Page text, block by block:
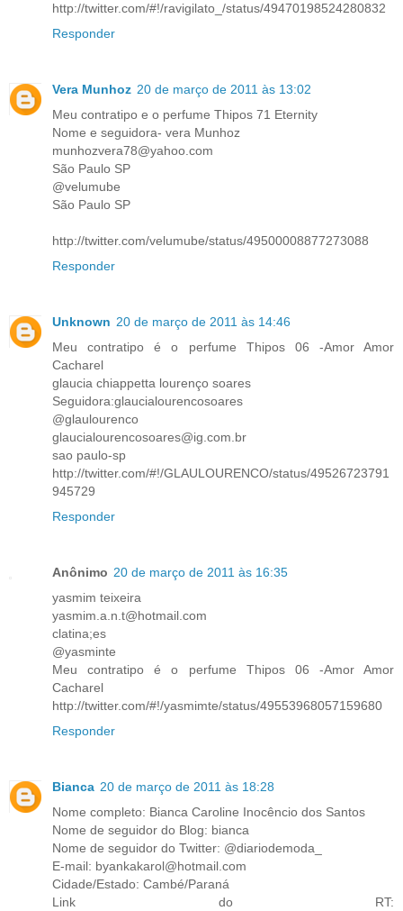
http://twitter.com/#!/ravigilato_/status/49470198524280832
Responder
Vera Munhoz 20 de março de 2011 às 13:02
Meu contratipo e o perfume Thipos 71 Eternity
Nome e seguidora- vera Munhoz
munhozvera78@yahoo.com
São Paulo SP
@velumube
São Paulo SP
http://twitter.com/velumube/status/49500008877273088
Responder
Unknown 20 de março de 2011 às 14:46
Meu contratipo é o perfume Thipos 06 -Amor Amor
Cacharel
glaucia chiappetta lourenço soares
Seguidora:glaucialourencosoares
@glaulourenco
glaucialourencosoares@ig.com.br
sao paulo-sp
http://twitter.com/#!/GLAULOURENCO/status/49526723791
945729
Responder
Anônimo 20 de março de 2011 às 16:35
yasmim teixeira
yasmim.a.n.t@hotmail.com
clatina;es
@yasminte
Meu contratipo é o perfume Thipos 06 -Amor Amor
Cacharel
http://twitter.com/#!/yasmimte/status/49553968057159680
Responder
Bianca 20 de março de 2011 às 18:28
Nome completo: Bianca Caroline Inocêncio dos Santos
Nome de seguidor do Blog: bianca
Nome de seguidor do Twitter: @diariodemoda_
E-mail: byankakarol@hotmail.com
Cidade/Estado: Cambé/Paraná
Link do RT: